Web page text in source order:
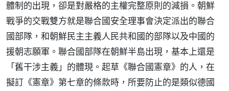
體制的出現，卻是對嚴格的主權完整原則的減損。朝鮮
戰爭的交戰雙方就是聯合國安全理事會決定派出的聯合
國部隊，和朝鮮民主主義人民共和國的部隊以及中國的
援朝志願軍。聯合國部隊在朝鮮半島出現，基本上還是
「舊干涉主義」的體現。起草《聯合國憲章》的人，在
擬訂《憲章》第七章的條款時，所要防止的是類似德國